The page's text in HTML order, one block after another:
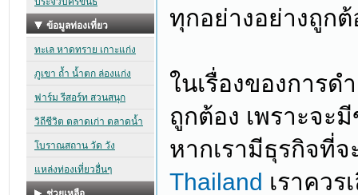
ทุกอย่างอย่างถูก
ในเรื่องของการ
ถูกต้อง เพราะจะ
หากเรามีธุรกิจที่
Thailand เราคว